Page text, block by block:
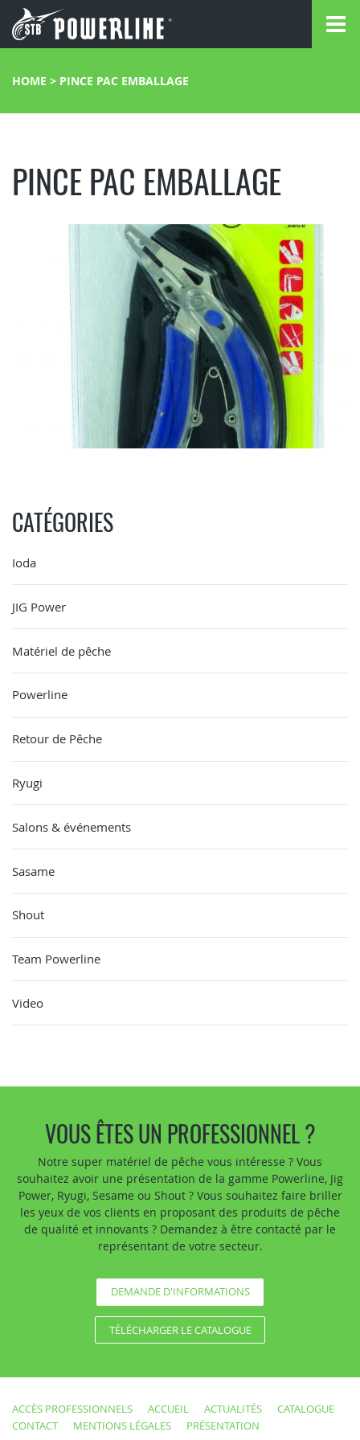
HOME > PINCE PAC EMBALLAGE
PINCE PAC EMBALLAGE
CATÉGORIES
Ioda
JIG Power
Matériel de pêche
Powerline
Retour de Pêche
Ryugi
Salons & événements
Sasame
Shout
Team Powerline
Video
VOUS ÊTES UN PROFESSIONNEL ?
Notre super matériel de pêche vous intéresse ? Vous
souhaitez avoir une présentation de la gamme Powerline, Jig
Power, Ryugi, Sesame ou Shout ? Vous souhaitez faire briller
les yeux de vos clients en proposant des produits de pêche
de qualité et innovants ? Demandez à être contacté par le
représentant de votre secteur.
DEMANDE D'INFORMATIONS
TÉLÉCHARGER LE CATALOGUE
ACCÈS PROFESSIONNELS ACCUEIL ACTUALITÉS
CATALOGUE
CONTACT
MENTIONS LÉGALES PRÉSENTATION